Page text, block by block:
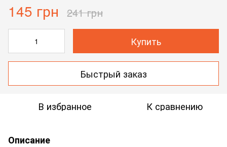
145 грн 241 грн
Купить
Быстрый заказ
В избранное К сравнению
Описание